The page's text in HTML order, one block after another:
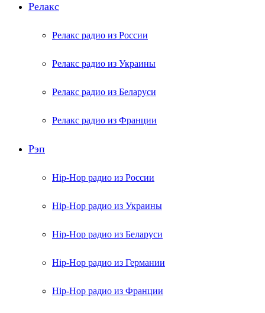
Релакс
Релакс радио из России
Релакс радио из Украины
Релакс радио из Беларуси
Релакс радио из Франции
Рэп
Hip-Hop радио из России
Hip-Hop радио из Украины
Hip-Hop радио из Беларуси
Hip-Hop радио из Германии
Hip-Hop радио из Франции